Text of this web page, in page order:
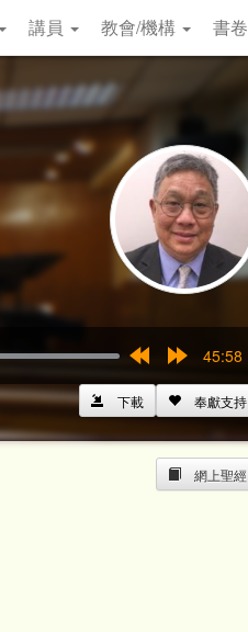
講員 教會/機構 書卷
15s
15s
45:58
奉獻支持
下載
網上聖經